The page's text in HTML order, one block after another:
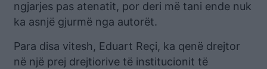
ngjarjes pas atenatit, por deri më tani ende nuk
ka asnjë gjurmë nga autorët.
Para disa vitesh, Eduart Reçi, ka qenë drejtor
në një prej drejtiorive të institucionit të